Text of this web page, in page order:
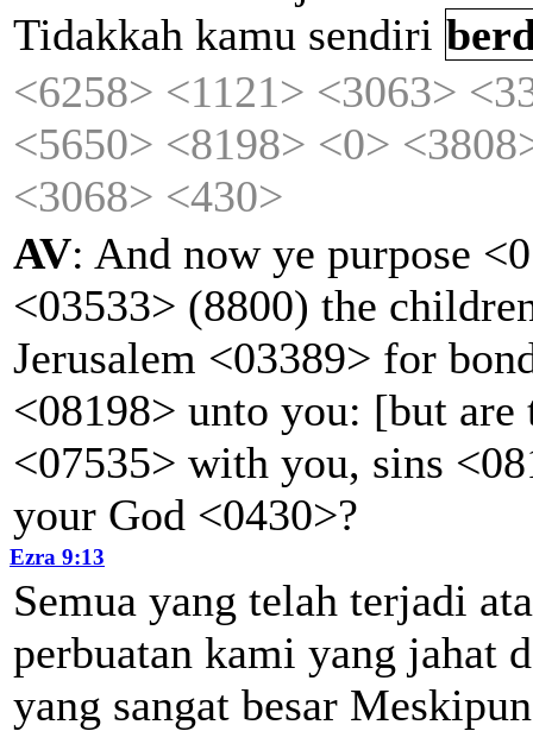
Tidakkah kamu sendiri
<6258> <1121> <3063>
<5650> <8198> <0>
<3068> <430>
AV: And now ye purpose
<03533> (8800) the
Jerusalem <03389> for
<08198> unto you: [but
<07535> with you, sins
your God <0430>?
Ezra 9:13
Semua yang telah terjadi
perbuatan kami yang jahat
yang sangat besar Meskipun